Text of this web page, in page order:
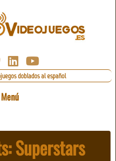
doblados al español
Menú
Superstars